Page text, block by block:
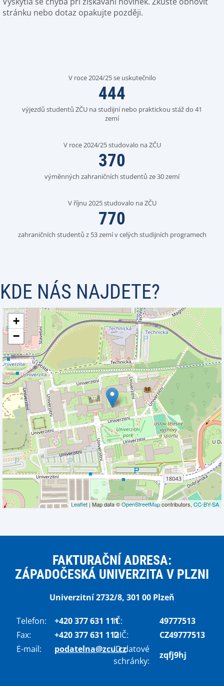
stránku nebo dotaz opakujte později.
V roce 2024/25 se uskutečnilo
444
výjezdů studentů ZČU na studijní nebo praktickou stáž do 41
zemí
V roce 2024/25 studovalo na ZČU
370
výměnných zahraničních studentů ze 30 zemí
V říjnu 2025 studovalo na ZČU
770
zahraničních studentů z 53 zemí v celých studijních programech
KDE NÁS NAJDETE?
+
−
Leaflet | Map data ©OpenStreetMapcontributors,CC-BY-SA
FAKTURAČNÍ ADRESA:
ZÁPADOČESKÁ UNIVERZITA V PLZNI
Univerzitní 2732/8, 301 00 Plzeň
Telefon:
+420 377 631 111
Fax:
+420 377 631 112
E-mail:
podatelna@zcu.cz
IČ:
49777513
DIČ:
CZ49777513
ID datové
schránky:
zqfj9hj